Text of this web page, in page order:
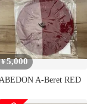
¥5,000
A-Beret RED